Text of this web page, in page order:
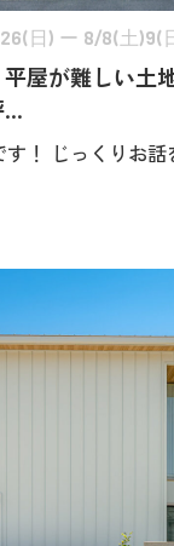
日) ー 8/8(土)9(
平屋が難しい土
…
！ じっくりお話